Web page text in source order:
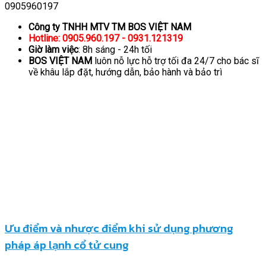
0905960197
Công ty TNHH MTV TM BOS VIỆT NAM
Hotline: 0905.960.197 - 0931.121319
Giờ làm việc: 8h sáng - 24h tối
BOS VIỆT NAM luôn nỗ lực hỗ trợ tối đa 24/7 cho bác sĩ
về khâu lắp đặt, hướng dẫn, bảo hành và bảo trì
Ưu điểm và nhược điểm khi sử dụng phương
pháp áp lạnh cổ tử cung